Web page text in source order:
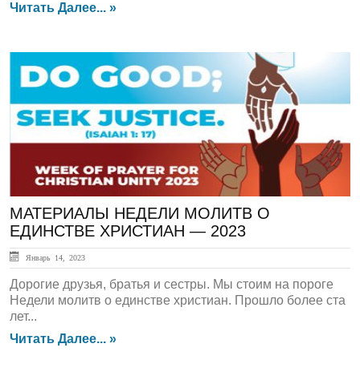
Читать Далее... »
ГЛАВНАЯ
МАТЕРИАЛЫ НЕДЕЛИ МОЛИТВ О
ЕДИНСТВЕ ХРИСТИАН — 2023
Январь 14, 2023
Дорогие друзья, братья и сестры. Мы стоим на пороге
Недели молитв о единстве христиан. Прошло более ста
лет...
Читать Далее... »